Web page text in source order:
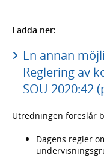
Ladda ner:
En annan
Reglering av
SOU 2020:42
Utredningen föreslår
Dagens regler